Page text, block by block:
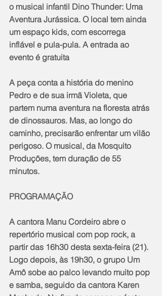
o musical infantil Dino Thunder: Uma
Aventura Jurássica. O local tem ainda
um espaço kids, com escorrega
inflável e pula-pula. A entrada ao
evento é gratuita
A peça conta a história do menino
Pedro e de sua irmã Violeta, que
partem numa aventura na floresta atrás
de dinossauros. Mas, ao longo do
caminho, precisarão enfrentar um vilão
perigoso. O musical, da Mosquito
Produções, tem duração de 55
minutos.
PROGRAMAÇÃO
A cantora Manu Cordeiro abre o
repertório musical com pop rock, a
partir das 16h30 desta sexta-feira (21).
Logo depois, às 19h30, o grupo Um
Amô sobe ao palco levando muito pop
e samba, seguido da cantora Karen